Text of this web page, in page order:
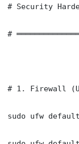
# Security
#
# 1. Firewall
sudo ufw